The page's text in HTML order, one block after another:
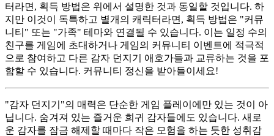
터라면, 획득 방법은 위에서 설명한 것과 동일할 것입니다. 하
지만 이것이 독특하고 별개의 캐릭터라면, 획득 방법은 "커뮤
니티" 또는 "가족" 테마와 연결될 수 있습니다. 이는 일정 수의
친구를 게임에 초대하거나 게임의 커뮤니티 이벤트에 적극적
으로 참여하고 다른 감자 던지기 애호가들과 교류하는 것을 포
함할 수 있습니다. 커뮤니티 정신을 받아들이세요!
"감자 던지기"의 매력은 단순한 게임 플레이에만 있는 것이 아
닙니다. 숨겨져 있는 즐거운 희귀 감자들에도 있습니다. 새로
운 감자를 잠금 해제할 때마다 작은 모험을 하는 듯한 성취감